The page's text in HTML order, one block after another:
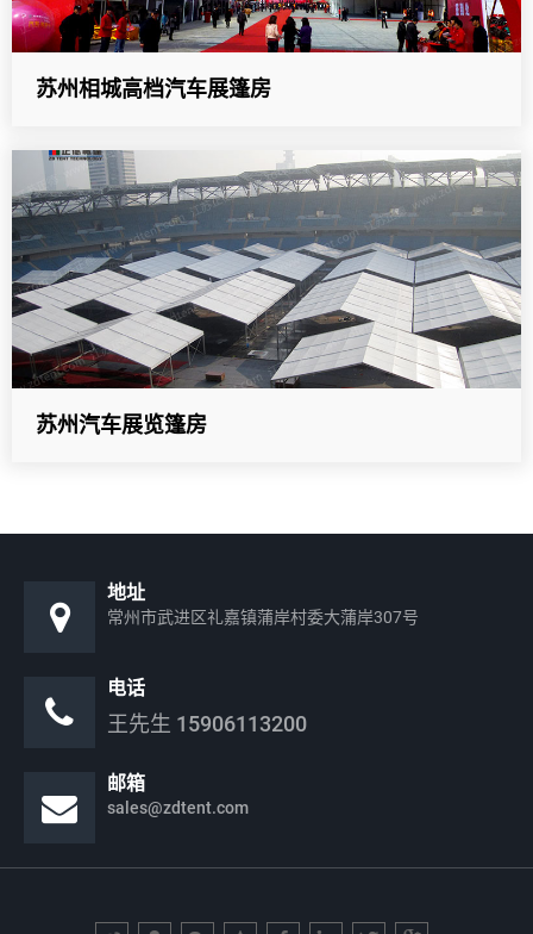
苏州相城高档汽车展篷房
苏州汽车展览篷房
地址
常州市武进区礼嘉镇蒲岸村委大蒲岸307号
电话
王先生 15906113200
邮箱
sales@zdtent.com